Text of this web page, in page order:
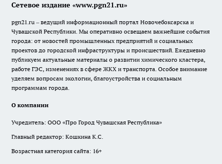
Сетевое издание «www.pgn21.ru»
pgn21.ru – ведущий информационный портал Новочебоксарска и
Чувашской Республики. Мы оперативно освещаем важнейшие события
города: от новостей промышленных предприятий и социальных
проектов до городской инфраструктуры и происшествий. Ежедневно
публикуем актуальные материалы о развитии химического кластера,
работе ГЭС, изменениях в сфере ЖКХ и транспорта. Особое внимание
уделяем вопросам экологии, благоустройства и социальным
программам города.
О компании
Учредитель: ООО «Про Город Чувашская Республика»
Главный редактор: Кошкина К.С.
Возрастная категория сайта: 16+